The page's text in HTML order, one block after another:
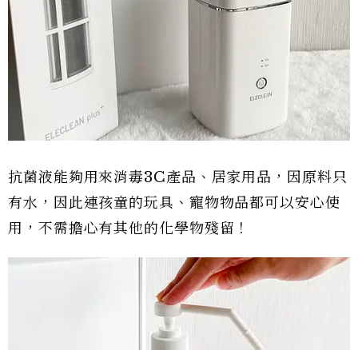
抗菌液能夠用來消毒3C產品、居家用品，因原料只
有水，因此連孩童的玩具、寵物物品都可以安心使
用，不需擔心有其他的化學物殘留！